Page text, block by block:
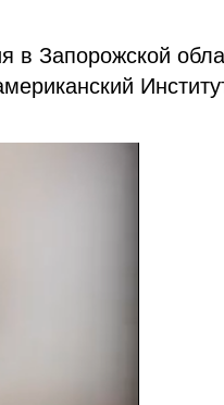
в Запорожской